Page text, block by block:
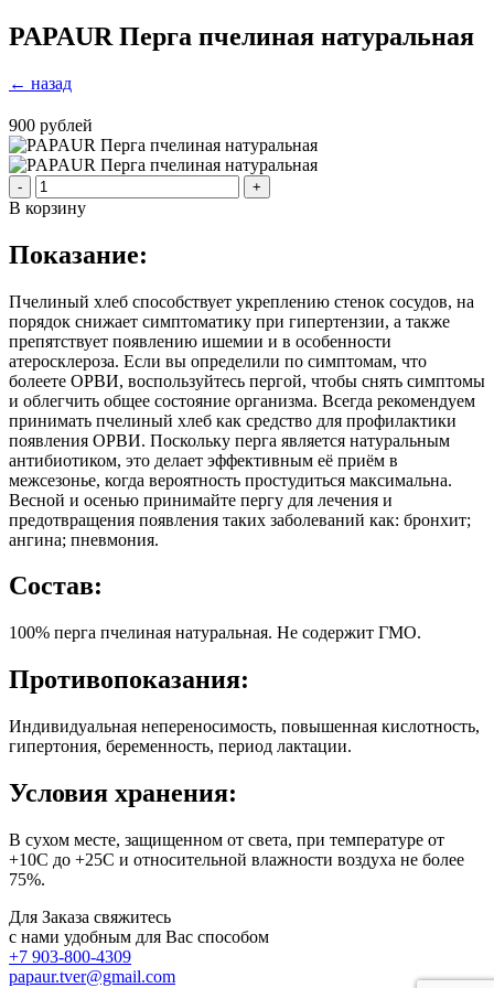
PAPAUR Перга пчелиная натуральная
← назад
900 рублей
- +
В корзину
Показание:
Пчелиный хлеб способствует укреплению стенок сосудов, на
порядок снижает симптоматику при гипертензии, а также
препятствует появлению ишемии и в особенности
атеросклероза. Если вы определили по симптомам, что
болеете ОРВИ, воспользуйтесь пергой, чтобы снять симптомы
и облегчить общее состояние организма. Всегда рекомендуем
принимать пчелиный хлеб как средство для профилактики
появления ОРВИ. Поскольку перга является натуральным
антибиотиком, это делает эффективным её приём в
межсезонье, когда вероятность простудиться максимальна.
Весной и осенью принимайте пергу для лечения и
предотвращения появления таких заболеваний как: бронхит;
ангина; пневмония.
Состав:
100% перга пчелиная натуральная. Не содержит ГМО.
Противопоказания:
Индивидуальная непереносимость, повышенная кислотность,
гипертония, беременность, период лактации.
Условия хранения:
В сухом месте, защищенном от света, при температуре от
+10С до +25С и относительной влажности воздуха не более
75%.
Для Заказа свяжитесь
с нами удобным для Вас способом
+7 903-800-4309
papaur.tver@gmail.com